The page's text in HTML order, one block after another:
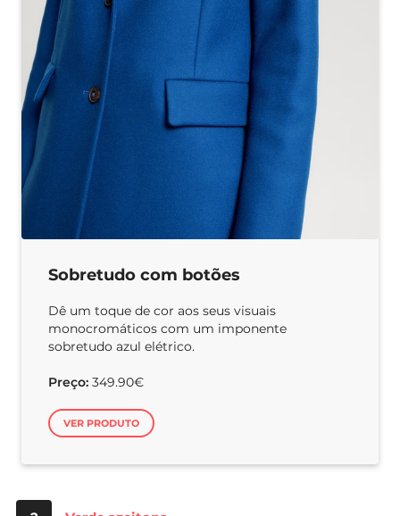
Sobretudo com botões
Dê um toque de cor aos seus visuais
monocromáticos com um imponente
sobretudo azul elétrico.
Preço: 349.90€
VER PRODUTO